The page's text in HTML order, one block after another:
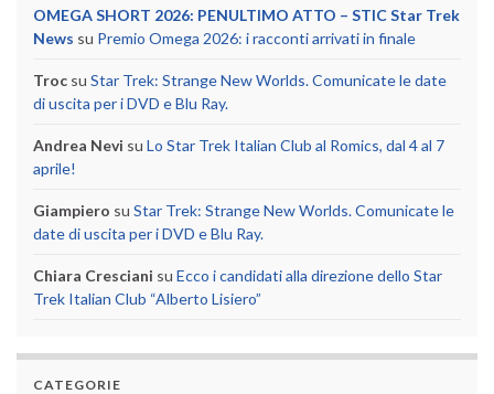
OMEGA SHORT 2026: PENULTIMO ATTO – STIC Star Trek
News su Premio Omega 2026: i racconti arrivati in finale
Troc su Star Trek: Strange New Worlds. Comunicate le date
di uscita per i DVD e Blu Ray.
Andrea Nevi su Lo Star Trek Italian Club al Romics, dal 4 al 7
aprile!
Giampiero su Star Trek: Strange New Worlds. Comunicate le
date di uscita per i DVD e Blu Ray.
Chiara Cresciani su Ecco i candidati alla direzione dello Star
Trek Italian Club “Alberto Lisiero”
CATEGORIE